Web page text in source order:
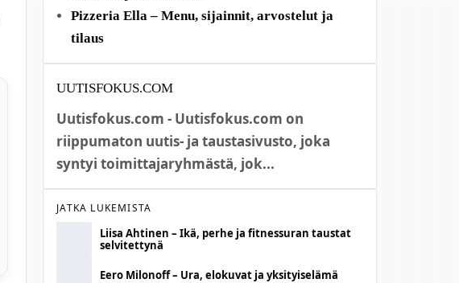
Pizzeria Ella – Menu, sijainnit, arvostelut ja
tilaus
UUTISFOKUS.COM
Uutisfokus.com - Uutisfokus.com on
riippumaton uutis- ja taustasivusto, joka
syntyi toimittajaryhmästä, jok...
JATKA LUKEMISTA
Liisa Ahtinen – Ikä, perhe ja fitnessuran taustat
selvitettynä
Eero Milonoff – Ura, elokuvat ja yksityiselämä